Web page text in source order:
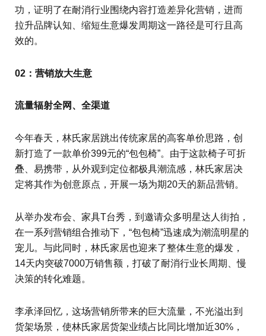
功，证明了在耐消行业围绕内容打造差异化营销，进而
拉升品牌认知、缩短生意爆发周期这一路径是可行且高
效的。
02：营销放大生意
流量辐射全网、全渠道
今年春天，林氏家居跳出传统家居的高客单价思路，创
新打造了一款单价399元的“包包椅”。由于这款椅子可折
叠、易携带，从外观到定位都极具潮流感，林氏家居决
定将其作为创意原点，开展一场为期20天的新品营销。
从举办发布会、家具T台秀，到邀请众多明星达人街拍，
在一系列营销组合推动下，“包包椅”迅速成为潮流明星的
宠儿。与此同时，林氏家居也迎来了整体生意的爆发，
14天内突破7000万销售额，打破了耐消行业长周期、慢
决策的转化难题。
李承泽回忆，这场营销所带来的巨大流量，不光溢出到
货架场景，使林氏家居货架业绩占比同比增加近30%，